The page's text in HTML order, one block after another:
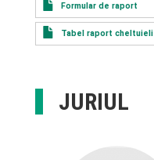
Formular de raport
Tabel raport cheltuieli
JURIUL